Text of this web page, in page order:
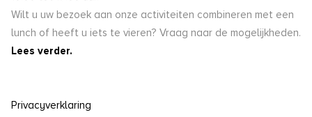
Wilt u uw bezoek aan onze activiteiten combineren met een
lunch of heeft u iets te vieren? Vraag naar de mogelijkheden.
Lees verder.
Privacyverklaring